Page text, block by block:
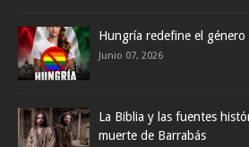
Hungría redefine el
Junio 07, 2026
La Biblia y las fuentes
muerte de Barrabás